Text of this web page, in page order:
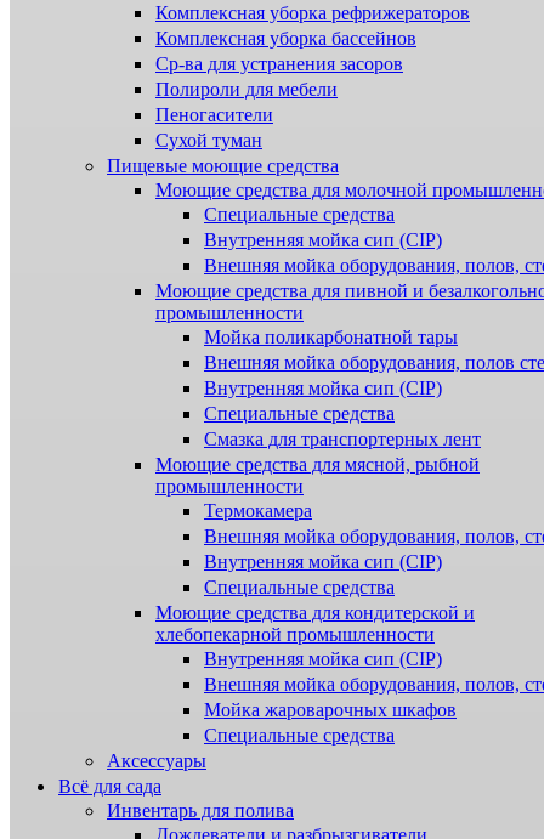
Комплексная уборка рефрижераторов
Комплексная уборка бассейнов
Ср-ва для устранения засоров
Полироли для мебели
Пеногасители
Сухой туман
Пищевые моющие средства
Моющие средства для молочной
Специальные средства
Внутренняя мойка сип (CIP)
Внешняя мойка оборудования, полов,
Моющие средства для пивной и
промышленности
Мойка поликарбонатной тары
Внешняя мойка оборудования, полов
Внутренняя мойка сип (CIP)
Специальные средства
Смазка для транспортерных лент
Моющие средства для мясной, рыбной
промышленности
Термокамера
Внешняя мойка оборудования, полов,
Внутренняя мойка сип (CIP)
Специальные средства
Моющие средства для кондитерской и
хлебопекарной промышленности
Внутренняя мойка сип (CIP)
Внешняя мойка оборудования, полов,
Мойка жароварочных шкафов
Специальные средства
Аксессуары
Всё для сада
Инвентарь для полива